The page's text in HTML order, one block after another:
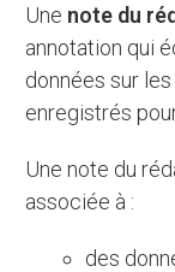
Une note du
annotation qui
données sur
enregistrés
Une note du rédacteur des métadonnées peut être
associée à :
des